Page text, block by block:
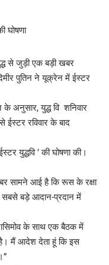
से जुड़ी एक बड़ी खबर
पुतिन ने यूक्रेन में ईस्टर
अनुसार, युद्ध वि शनिवार
रविवार के बाद
युद्धवि ’ की घोषणा की।
सामने आई है कि रूस के रक्षा
बड़े आदान-प्रदान में
के साथ एक बैठक में
है। मैं आदेश देता हूं कि इस